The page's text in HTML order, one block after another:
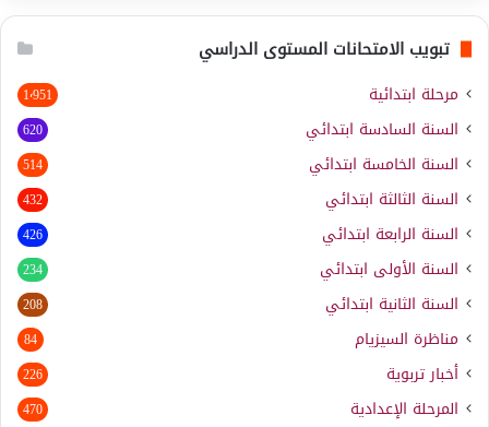
تبويب الامتحانات المستوى الدراسي
مرحلة ابتدائية 1٬951
السنة السادسة ابتدائي 620
السنة الخامسة ابتدائي 514
السنة الثالثة ابتدائي 432
السنة الرابعة ابتدائي 426
السنة الأولى ابتدائي 234
السنة الثانية ابتدائي 208
مناظرة السيزيام 84
أخبار تربوية 226
المرحلة الإعدادية 470